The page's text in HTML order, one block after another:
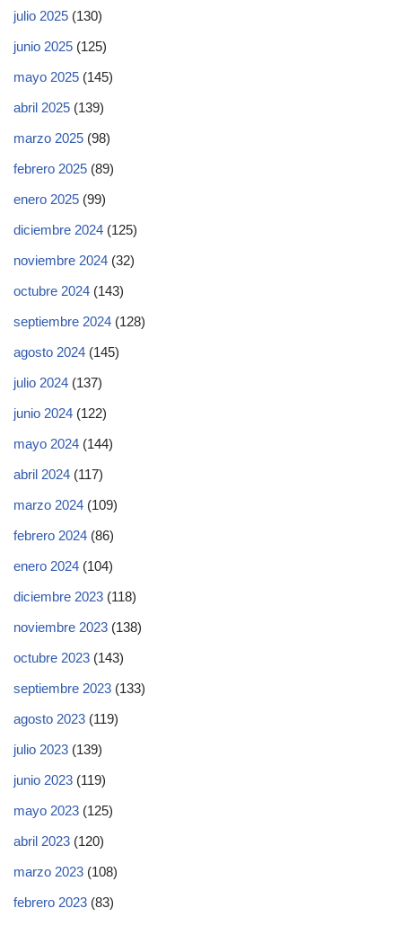
julio 2025 (130)
junio 2025 (125)
mayo 2025 (145)
abril 2025 (139)
marzo 2025 (98)
febrero 2025 (89)
enero 2025 (99)
diciembre 2024 (125)
noviembre 2024 (32)
octubre 2024 (143)
septiembre 2024 (128)
agosto 2024 (145)
julio 2024 (137)
junio 2024 (122)
mayo 2024 (144)
abril 2024 (117)
marzo 2024 (109)
febrero 2024 (86)
enero 2024 (104)
diciembre 2023 (118)
noviembre 2023 (138)
octubre 2023 (143)
septiembre 2023 (133)
agosto 2023 (119)
julio 2023 (139)
junio 2023 (119)
mayo 2023 (125)
abril 2023 (120)
marzo 2023 (108)
febrero 2023 (83)